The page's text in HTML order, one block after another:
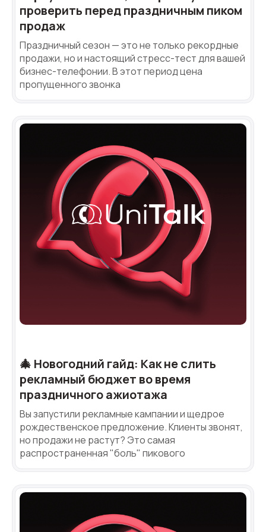
проверить перед праздничным пиком
продаж
Праздничный сезон — это не только рекордные
продажи, но и настоящий стресс-тест для вашей
бизнес-телефонии. В этот период цена
пропущенного звонка
🎄 Новогодний гайд: Как не слить
рекламный бюджет во время
праздничного ажиотажа
Вы запустили рекламные кампании и щедрое
рождественское предложение. Клиенты звонят,
но продажи не растут? Это самая
распространенная "боль" пикового